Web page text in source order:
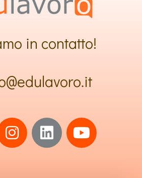
in contatto!